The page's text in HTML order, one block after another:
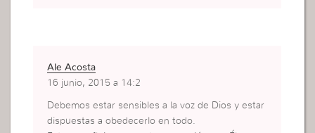
Ale Acosta
16 junio, 2015 a 14:2
Debemos estar sensibles a la voz de Dios y estar
dispuestas a obedecerlo en todo.